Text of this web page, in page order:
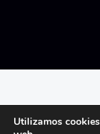
Utilizamos